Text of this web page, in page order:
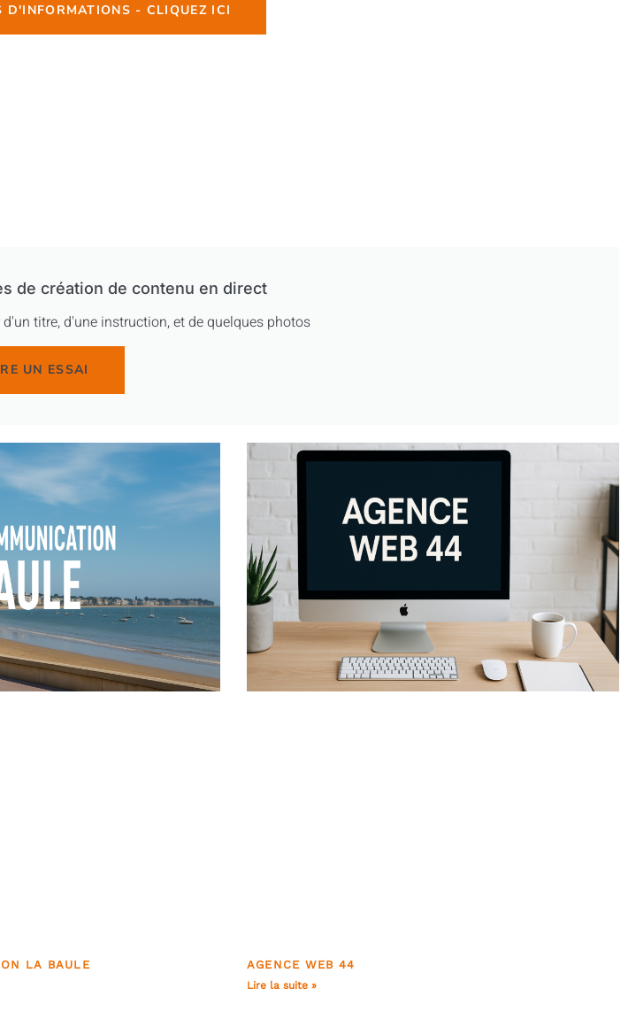
D'INFORMATIONS - CLIQUEZ ICI
de création de contenu en direct
titre, d'une instruction, et de quelques photos
UN ESSAI
LA BAULE AGENCE WEB 44
Lire la suite »